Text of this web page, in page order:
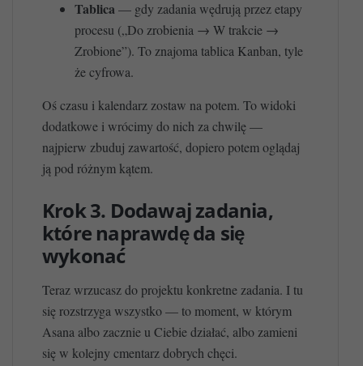
Tablica— gdy zadania wędrują przez etapy
procesu („Do zrobienia → W trakcie →
Zrobione”). To znajoma tablica Kanban, tyle
że cyfrowa.
Oś czasu i kalendarz zostaw na potem. To widoki
dodatkowe i wrócimy do nich za chwilę —
najpierw zbuduj zawartość, dopiero potem oglądaj
ją pod różnym kątem.
Krok 3. Dodawaj zadania,
które naprawdę da się
wykonać
Teraz wrzucasz do projektu konkretne zadania. I tu
się rozstrzyga wszystko — to moment, w którym
Asana albo zacznie u Ciebie działać, albo zamieni
się w kolejny cmentarz dobrych chęci.